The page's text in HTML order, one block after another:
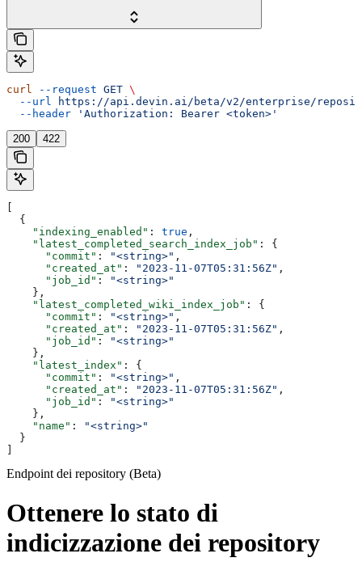
curl --request GET \
  --url
https://api.devin.ai/beta/v2/enterprise/
  --header
'Authorization: Bearer <token>'
200 422
  {
    "indexing_enabled"
: true ,
    "latest_completed_search_index_job"
: {
      "commit"
: "<string>" ,
      "created_at"
: "2023-11-07T05:31:56Z" ,
      "job_id"
:
"<string>"
    },
    "latest_completed_wiki_index_job"
: {
      "commit"
: "<string>" ,
      "created_at"
: "2023-11-07T05:31:56Z" ,
      "job_id"
:
"<string>"
    },
    "latest_index"
: {
      "commit"
: "<string>" ,
      "created_at"
: "2023-11-07T05:31:56Z" ,
      "job_id"
:
"<string>"
    },
    "name"
:
"<string>"
  }
Endpoint dei repository (Beta)
Ottenere lo stato di
indicizzazione dei repository